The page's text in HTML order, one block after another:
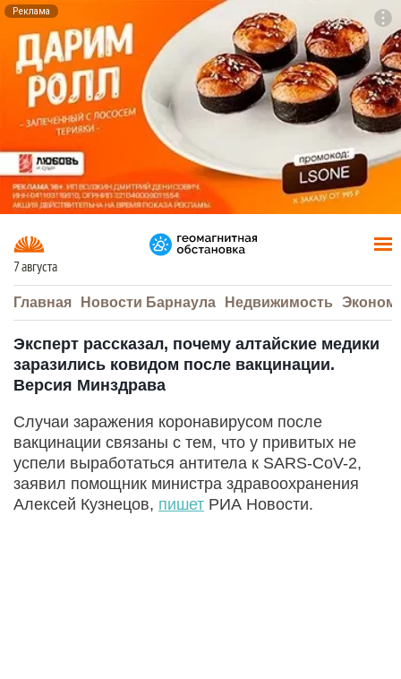
Реклама
7 августа
Главная Новости Барнаула Недвижимость
Эксперт рассказал, почему алтайские медики
заразились ковидом после вакцинации.
Версия Минздрава
Случаи заражения коронавирусом после
вакцинации связаны с тем, что у привитых не
успели выработаться антитела к SARS-CoV-2,
заявил помощник министра здравоохранения
Алексей Кузнецов, пишет РИА Новости.